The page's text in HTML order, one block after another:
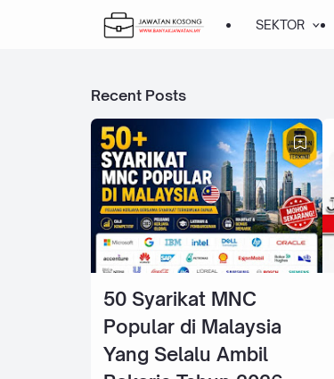
SEKTOR
Recent Posts
50 Syarikat MNC
Popular di Malaysia
Yang Selalu Ambil